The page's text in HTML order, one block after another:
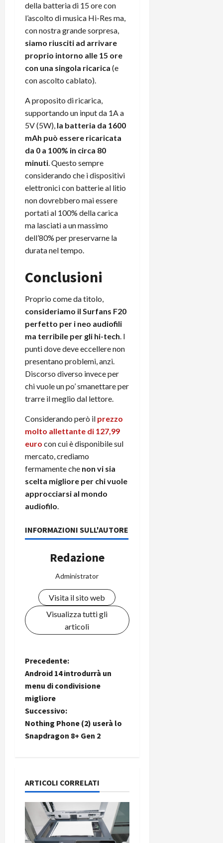
della batteria di 15 ore con
l’ascolto di musica Hi-Res ma,
con nostra grande sorpresa,
siamo riusciti ad arrivare
proprio intorno alle 15 ore
con una singola ricarica (e
con ascolto cablato).
A proposito di ricarica,
supportando un input da 1A a
5V (5W), la batteria da 1600
mAh può essere ricaricata
da 0 a 100% in circa 80
minuti. Questo sempre
considerando che i dispositivi
elettronici con batterie al litio
non dovrebbero mai essere
portati al 100% della carica
ma lasciati a un massimo
dell’80% per preservarne la
durata nel tempo.
Conclusioni
Proprio come da titolo,
consideriamo il Surfans F20
perfetto per i neo audiofili
ma terribile per gli hi-tech. I
punti dove deve eccellere non
presentano problemi, anzi.
Discorso diverso invece per
chi vuole un po’ smanettare per
trarre il meglio dal lettore.
Considerando però il prezzo
molto allettante di 127,99
euro con cui è disponibile sul
mercato, crediamo
fermamente che non vi sia
scelta migliore per chi vuole
approcciarsi al mondo
audiofilo.
INFORMAZIONI SULL'AUTORE
Redazione
Administrator
Visita il sito web
Visualizza tutti gli
articoli
N
a
v
i
z
i
o
Precedente:
Android 14 introdurrà un
menu di condivisione
migliore
Successivo:
Nothing Phone (2) userà lo
Snapdragon 8+ Gen 2
ARTICOLI CORRELATI